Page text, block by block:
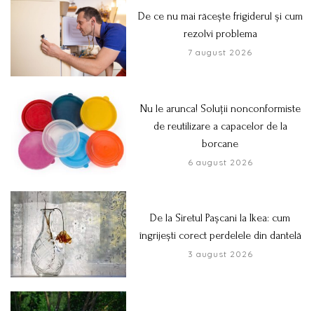
De ce nu mai răcește frigiderul și cum
rezolvi problema
7 august 2026
Nu le arunca! Soluții nonconformiste
de reutilizare a capacelor de la
borcane
6 august 2026
De la Siretul Pașcani la Ikea: cum
îngrijești corect perdelele din dantelă
3 august 2026